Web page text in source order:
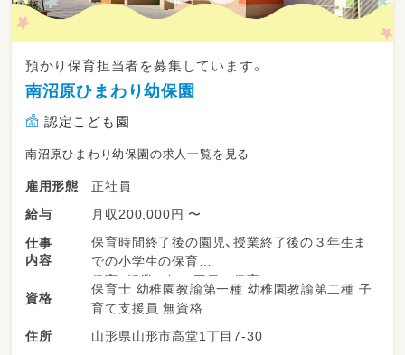
12:00～13:00 送迎 ※送迎がない場合はお
13:00～14:00 お昼休憩
15:15～16:30 記録
16:30～ 送迎
17:00～17:30 記録
17:30 退勤
・従事すべき業務の変更の範囲：法人の定める業
務
プログラムに沿って仕事をお教えし、業務を進
めていただきます。
最初は、先輩スタッフが仕事をお教えしながら、
徐々にお1人でお任せできる業務からお任せし
ていく予定です。
預かり保育担当者を募集しています。
南沼原ひまわり幼保園
認定こども園
南沼原ひまわり幼保園の求人一覧を見る
雇用形態
正社員
給与
月収200,000円 〜
仕事
内容
保育時間終了後の園児、授業終了後の３年生ま
での小学生の保育
保育、授業の無い平日の保育
資格
保育士 幼稚園教諭第一種 幼稚園教諭第二種 子
育て支援員 無資格
住所
山形県山形市高堂1丁目7-30